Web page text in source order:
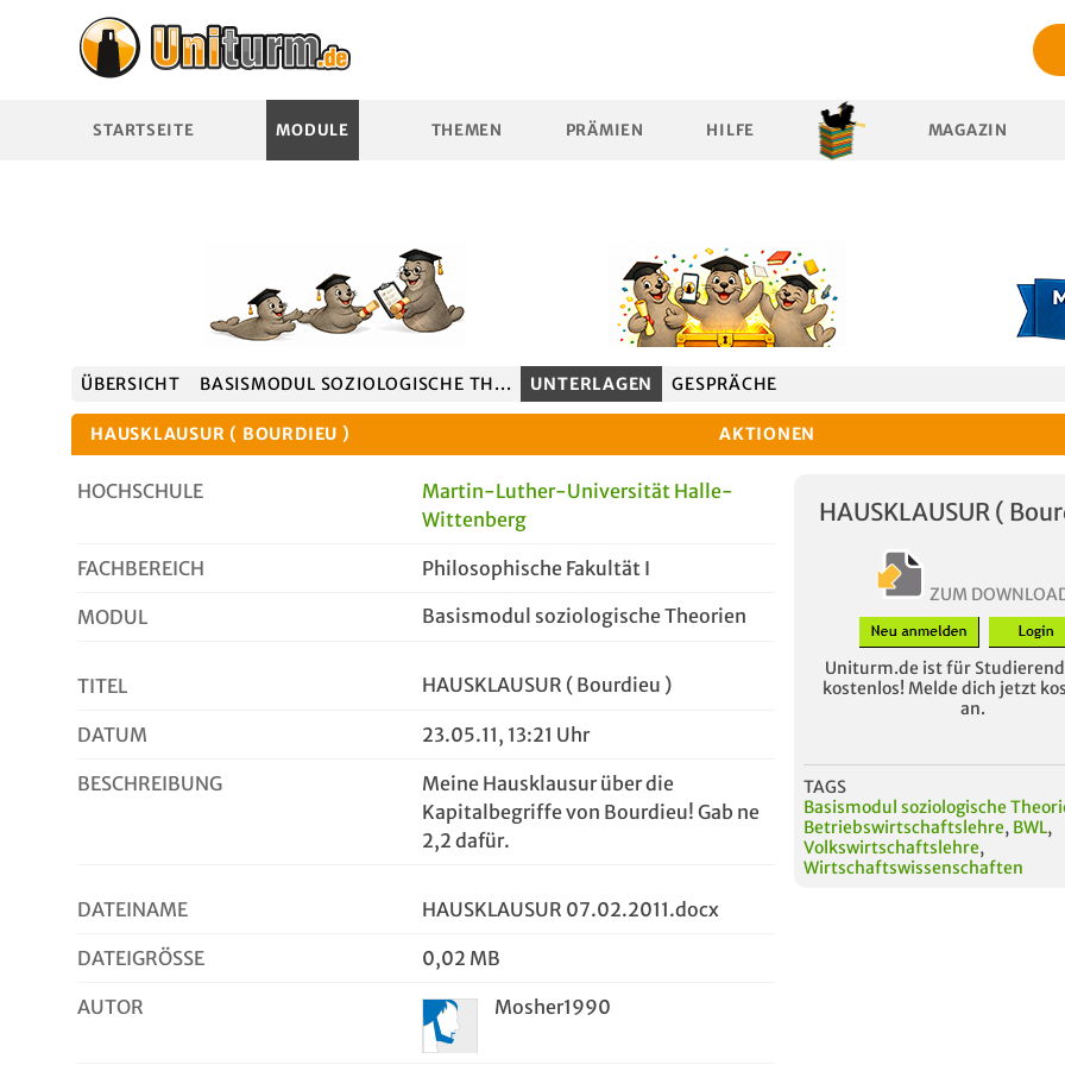
STARTSEITE MODULE THEMEN PRÄMIEN HILFE MAGAZIN
ÜBERSICHT BASISMODUL SOZIOLOGISCHE TH... UNTERLAGEN GESPRÄCHE
HAUSKLAUSUR ( BOURDIEU ) AKTIONEN
HOCHSCHULE
Martin-Luther-Universität Halle-
Wittenberg
FACHBEREICH Philosophische Fakultät I
MODUL Basismodul soziologische Theorien
TITEL HAUSKLAUSUR ( Bourdieu )
DATUM 23.05.11, 13:21 Uhr
BESCHREIBUNG
Meine Hausklausur über die
Kapitalbegriffe von Bourdieu! Gab ne
2,2 dafür.
DATEINAME HAUSKLAUSUR 07.02.2011.docx
DATEIGRÖSSE 0,02 MB
AUTOR Mosher1990
HAUSKLAUSUR (
ZUM
Uniturm.de ist für
kostenlos! Melde dich jetzt
an.
TAGS
Basismodul soziologische
Betriebswirtschaftslehre, BWL,
Volkswirtschaftslehre,
Wirtschaftswissenschaften